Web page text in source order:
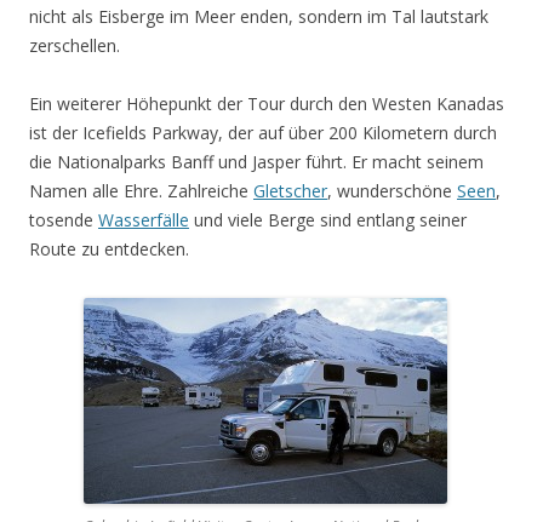
nicht als Eisberge im Meer enden, sondern im Tal lautstark
zerschellen.
Ein weiterer Höhepunkt der Tour durch den Westen Kanadas
ist der Icefields Parkway, der auf über 200 Kilometern durch
die Nationalparks Banff und Jasper führt. Er macht seinem
Namen alle Ehre. Zahlreiche Gletscher, wunderschöne Seen,
tosende Wasserfälle und viele Berge sind entlang seiner
Route zu entdecken.